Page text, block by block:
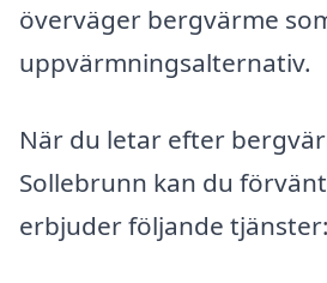
överväger bergvärme
uppvärmningsalternativ.
När du letar efter
Sollebrunn kan du
erbjuder följande tjänster: